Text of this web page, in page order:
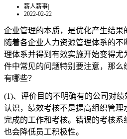
薪人薪事|
2022-02-22
企业管理的本质，是优化产生结果
随着各企业人力资源管理体系的
理体系并得到有效实施开始变得
件中常见的问题特别要注意，那么
有哪些？
(1)、评价目的不明确有的公司对
认识，绩效考核不是提高组织管理
完成的工作和考核。错误的考核系
也会降低员工积极性。